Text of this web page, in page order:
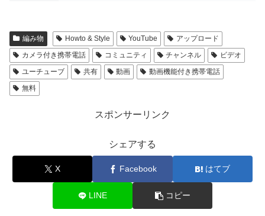
編み物 Howto & Style YouTube
アップロード
カメラ付き携帯電話
コミュニティ チャンネル
ビデオ
ユーチューブ
共有 動画
動画機能付き携帯電話
無料
スポンサーリンク
シェアする
X Facebook はてブ
LINE コピー